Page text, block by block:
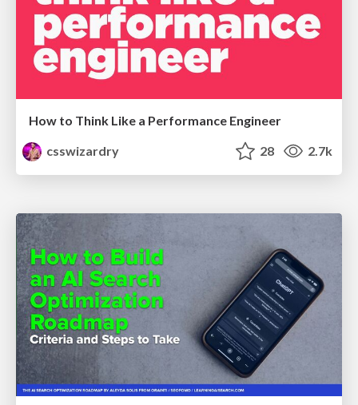
How to Think Like a Performance Engineer
csswizardry
28 2.7k